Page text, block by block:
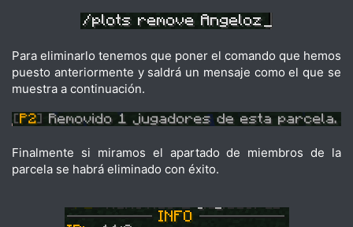
Para eliminarlo tenemos que poner el comando que hemos
puesto anteriormente y saldrá un mensaje como el que se
muestra a continuación.
Finalmente si miramos el apartado de miembros de la
parcela se habrá eliminado con éxito.